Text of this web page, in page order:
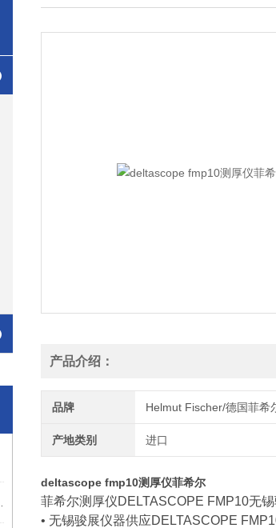
产品介绍：
品牌 Helmut Fischer/德国菲希
产地类别 进口
deltascope fmp10测厚仪菲希尔
菲希尔测厚仪DELTASCOPE FMP10无锡
• 无锡骏展仪器供应DELTASCOPE